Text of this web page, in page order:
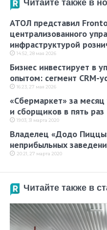
Читайте также в
АТОЛ представил
централизованного
инфраструктурой
14:52, 28 мая 2026
Бизнес инвестирует в
опытом: сегмент CRM-
16:23, 27 мая 2026
«Сбермаркет» за
и сборщиков в пять раз
19:03, 31 марта 2020
Владелец «Додо
неприбыльных
20:21, 27 марта 2020
Читайте также в